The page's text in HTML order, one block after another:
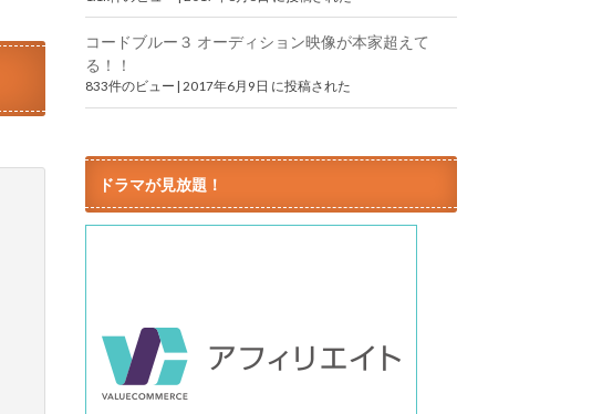
コードブルー３ オーディション映像が本家超えて
る！！
833件のビュー 2017年6月9日 に投稿された
ドラマが見放題！